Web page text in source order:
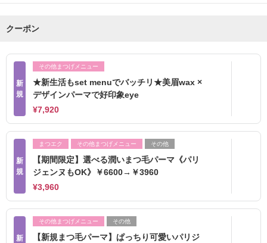
クーポン
新
規
その他まつげメニュー
★新生活もset menuでバッチリ★美眉wax ×
デザインパーマで好印象eye
¥7,920
新
規
まつエク その他まつげメニュー その他
【期間限定】選べる潤いまつ毛パーマ《パリ
ジェンヌもOK》￥6600→￥3960
¥3,960
新
その他まつげメニュー その他
【新規まつ毛パーマ】ぱっちり可愛いパリジ